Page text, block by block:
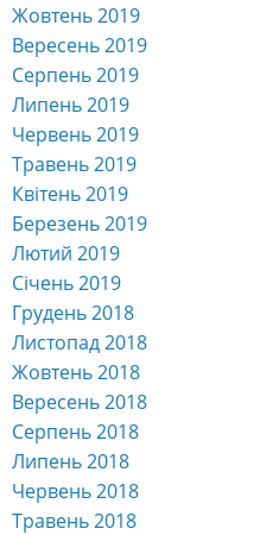
Жовтень 2019
Вересень 2019
Серпень 2019
Липень 2019
Червень 2019
Травень 2019
Квітень 2019
Березень 2019
Лютий 2019
Січень 2019
Грудень 2018
Листопад 2018
Жовтень 2018
Вересень 2018
Серпень 2018
Липень 2018
Червень 2018
Травень 2018